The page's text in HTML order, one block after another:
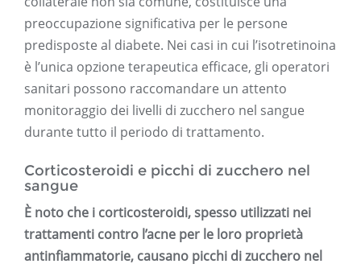
preoccupazione significativa per le persone
predisposte al diabete. Nei casi in cui l’isotretinoina
è l’unica opzione terapeutica efficace, gli operatori
sanitari possono raccomandare un attento
monitoraggio dei livelli di zucchero nel sangue
durante tutto il periodo di trattamento.
Corticosteroidi e picchi di zucchero nel
sangue
È noto che i corticosteroidi, spesso utilizzati nei
trattamenti contro l’acne per le loro proprietà
antinfiammatorie, causano picchi di zucchero nel